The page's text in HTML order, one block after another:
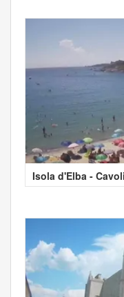
Isola d'Elba - Cavoli